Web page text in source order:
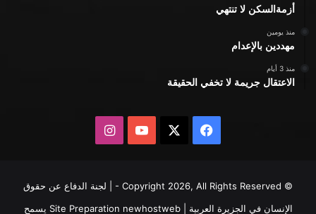
أزمةالسكن لا تنتهي
منذ يومين
مهددين بالإعدام
منذ 3 أيام
الاعتقال جريمة لا تخفي الحقيقة
فيسبوك يوتيوبانستقرام
© Copyright 2026, All Rights Reserved - | لجنة الدفاع عن حقوق
الإنسان في الجزيرة العربية | Site Preparationnewhostweb يسمح